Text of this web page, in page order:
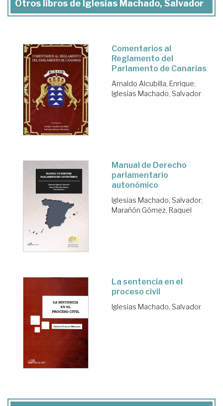
Otros libros de Iglesias Machado, Salvador
Comentarios al
Reglamento del
Parlamento de Canarias
Arnaldo Alcubilla, Enrique;
Iglesias Machado, Salvador
Manual de Derecho
parlamentario
autonómico
Iglesias Machado, Salvador;
Marañón Gómez, Raquel
La sentencia en el
proceso civil
Iglesias Machado, Salvador